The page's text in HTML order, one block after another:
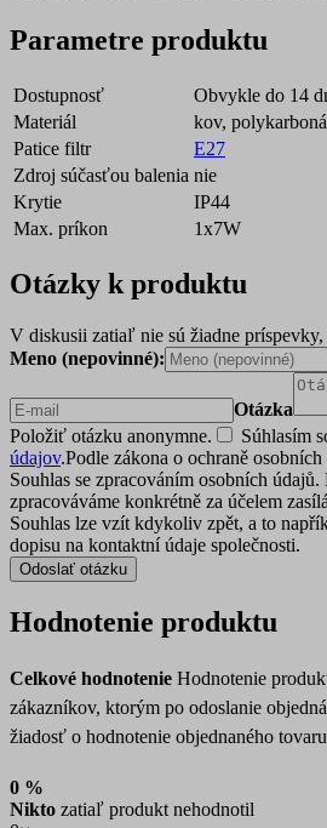
Parametre produktu
Dostupnosť
Obvykle do 14
Materiál
kov,
Patice filtr
E27
Zdroj súčasťou balenia nie
Krytie
IP44
Max. príkon
1x7W
Otázky k produktu
V diskusii zatiaľ nie sú žiadne
Meno (nepovinné):
Otázka
Položiť otázku anonymne.
Súhlasím
údajov.Podle zákona o ochraně
Souhlas se zpracováním osobních údajů.
zpracováváme konkrétně za účelem
Souhlas lze vzít kdykoliv zpět, a to
dopisu na kontaktní údaje společnosti.
Odoslať otázku
Hodnotenie produktu
Celkové hodnotenie Hodnotenie
zákazníkov, ktorým po odoslanie
žiadosť o hodnotenie objednaného
0 %
Nikto zatiaľ produkt nehodnotil